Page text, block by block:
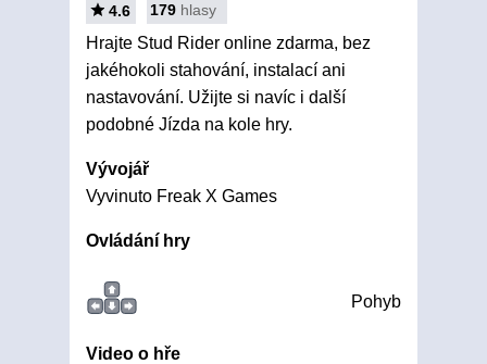
4.6 179 hlasy
Hrajte Stud Rider online zdarma, bez
jakéhokoli stahování, instalací ani
nastavování. Užijte si navíc i další
podobné Jízda na kole hry.
Vývojář
Vyvinuto Freak X Games
Ovládání hry
Pohyb
Video o hře